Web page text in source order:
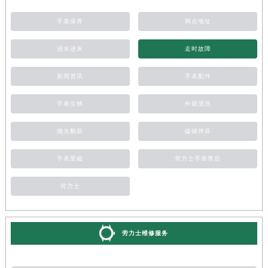
手表保养 网点地址
进水进灰 走时故障
新闻资讯 手表配件
手表生锈 外观清洗
抛光翻新 磕碰摔坏
手表受磁 劳力士手表售后
劳力士
劳力士维修服务